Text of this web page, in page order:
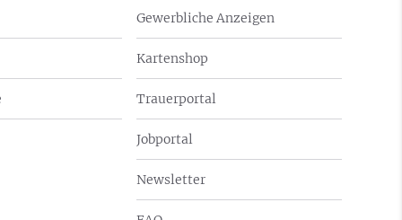
Gewerbliche Anzeigen
Kartenshop
Trauerportal
Jobportal
Newsletter